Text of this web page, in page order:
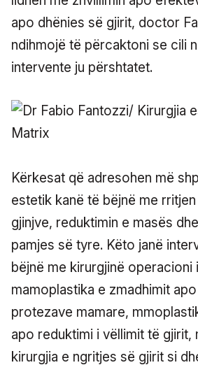
apo dhënies së gjirit, doctor
ndihmojë të përcaktoni se cili
intervente ju përshtatet.
Kërkesat që adresohen më
estetik kanë të bëjnë me
gjinjve, reduktimin e masës
pamjes së tyre. Këto janë
bëjnë me kirurgjinë operacioni
mamoplastika e zmadhimit
protezave mamare,
apo reduktimi i vëllimit të gjirit,
kirurgjia e ngritjes së gjirit si